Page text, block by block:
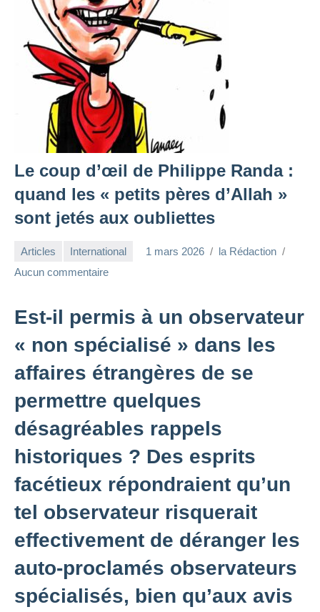
Le coup d’œil de Philippe Randa :
quand les « petits pères d’Allah »
sont jetés aux oubliettes
Articles International 1 mars 2026
la Rédaction
Aucun commentaire
Est-il permis à un observateur
« non spécialisé » dans les
affaires étrangères de se
permettre quelques
désagréables rappels
historiques ? Des esprits
facétieux répondraient qu’un
tel observateur risquerait
effectivement de déranger les
auto-proclamés observateurs
spécialisés, bien qu’aux avis